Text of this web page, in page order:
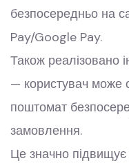
безпосередньо на
Pay/Google Pay.
Також реалізовано
— користувач може
поштомат
замовлення.
Це значно